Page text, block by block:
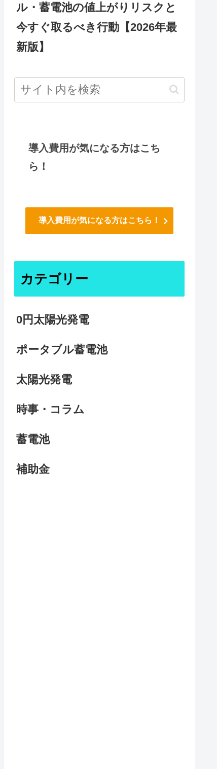
ル・蓄電池の値上がりリスクと
今すぐ取るべき行動【2026年最
新版】
導入費用が気になる方はこち
ら！
導入費用が気になる方はこちら！
カテゴリー
0円太陽光発電
ポータブル蓄電池
太陽光発電
時事・コラム
蓄電池
補助金